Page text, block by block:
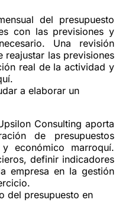
del presupuesto
con las previsiones y
Una revisión
reajustar las previsiones
real de la actividad y
a elaborar un
Consulting aporta
de presupuestos
económico marroquí.
definir indicadores
empresa en la gestión
del presupuesto en